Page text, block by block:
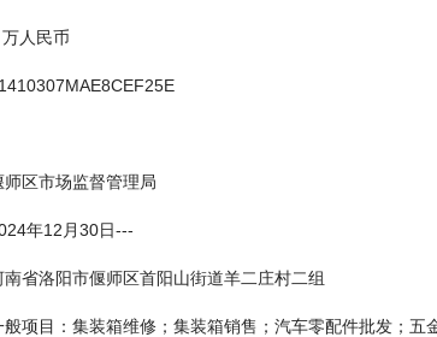
人民币
师区市场监督管理局
年12月30日---
南省洛阳市偃师区首阳山街道羊二庄村二组
般项目：集装箱维修；集装箱销售；汽车零配件批发；